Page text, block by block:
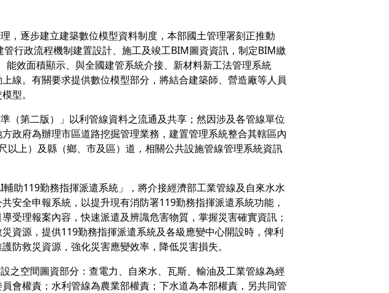
，逐步建立建築數位模型資料制度，本部國土管理署刻正推動
管行政流程機制建置設計、施工及竣工BIM圖資資訊，制定BIM繳
能效面積顯示、與全國建管系統介接、新材料新工法管理系統
線。有關要求提供數位模型部分，將結合建築師、營造廠等人員
型。
（第二版）」以利管線資料之流通及共享；然因涉及各管線單位
政府為辦理市區道路挖掘管理業務，建置管理系統整合其轄區內
以上）及縣（鄉、市及區）道，相關公共設施管線管理系統資訊
助119勤務指揮派遣系統」，將介接經濟部工業管線及自來水水
安全申報系統，以提升現有消防署119勤務指揮派遣系統功能，
受理報案內容，快速派遣及辨識危害物質，掌握災害確實資訊；
資源，提供119勤務指揮派遣系統及各級應變中心開設時，俾利
防救災資源，強化災害應變效率，降低災害損失。
之空間圖資部分：查電力、自來水、瓦斯、輸油及工業管線為經
會權責；水利管線為農業部權責；下水道為本部權責，另共同管